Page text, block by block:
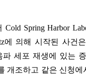
Spring Harbor
에 의해 시작된 사
세포 재생에 있는
개조하고 같은 신청